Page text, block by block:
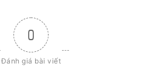
0
Đánh giá bài viết